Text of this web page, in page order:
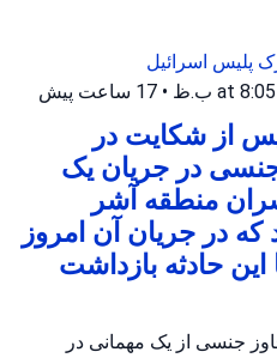
پلیس اسرائیل
• 17 ساعت پیش
از شکایت در
در جریان یک
منطقه آشر
که در جریان آن امروز
حادثه بازداشت
جنسی از یک مهمانی در